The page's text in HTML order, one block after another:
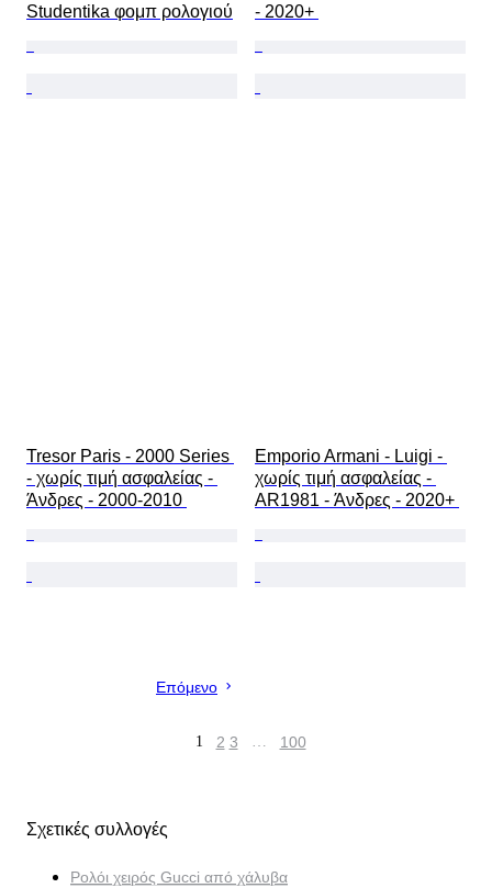
Studentika φομπ ρολογιού
- 2020+
Tresor Paris - 2000 Series
- χωρίς τιμή ασφαλείας -
Άνδρες - 2000-2010
Emporio Armani - Luigi -
χωρίς τιμή ασφαλείας -
AR1981 - Άνδρες - 2020+
Επόμενο
1 2 3 … 100
Σχετικές συλλογές
Ρολόι χειρός Gucci από χάλυβα